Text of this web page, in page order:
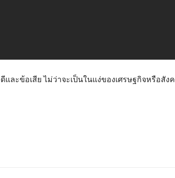
ละข้อเสีย ไม่ว่าจะเป็นในแง่ของเศรษฐกิจหรือสั